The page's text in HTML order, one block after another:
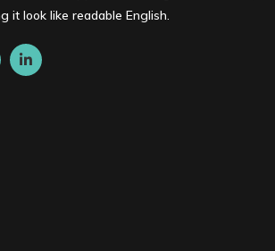
it look like readable English.